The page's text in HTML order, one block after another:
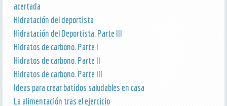
acertada
Hidratación del deportista
Hidratación del Deportista. Parte III
Hidratos de carbono. Parte I
Hidratos de carbono. Parte II
Hidratos de carbono. Parte III
Ideas para crear batidos saludables en casa
La alimentación tras el ejercicio